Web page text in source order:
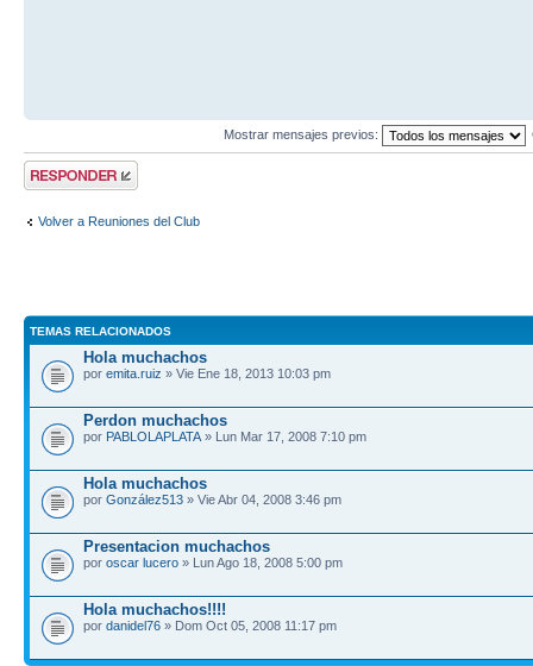
Mostrar mensajes previos:
Publicar una
respuesta
Volver a Reuniones del Club
TEMAS RELACIONADOS
Hola muchachos
por emita.ruiz » Vie Ene 18, 2013 10:03 pm
Perdon muchachos
por PABLOLAPLATA » Lun Mar 17, 2008 7:10 pm
Hola muchachos
por González513 » Vie Abr 04, 2008 3:46 pm
Presentacion muchachos
por oscar lucero » Lun Ago 18, 2008 5:00 pm
Hola muchachos!!!!
por danidel76 » Dom Oct 05, 2008 11:17 pm